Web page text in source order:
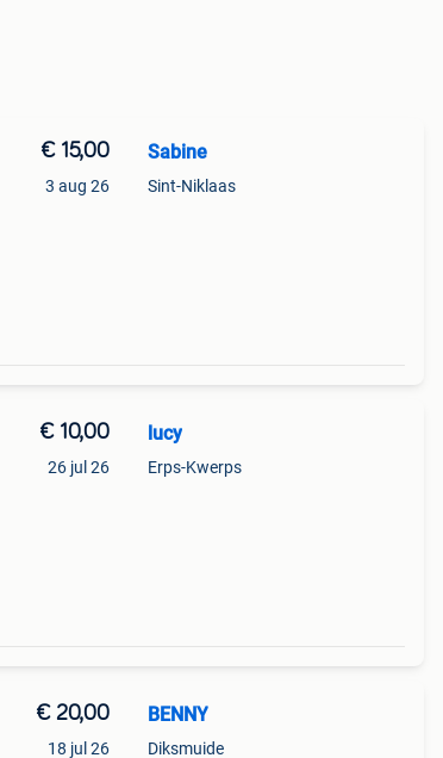
€ 15,00
3 aug 26
Sabine
Sint-Niklaas
€ 10,00
26 jul 26
lucy
Erps-Kwerps
€ 20,00
18 jul 26
BENNY
Diksmuide